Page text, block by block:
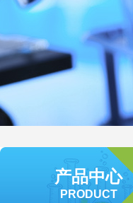
产品中心
PRODUCT